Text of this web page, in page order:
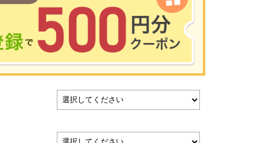
物の前のご登録がおすすめです。
て簡単に会員登録＆ログインすることも可能です。
▼ご登録はこちら▼